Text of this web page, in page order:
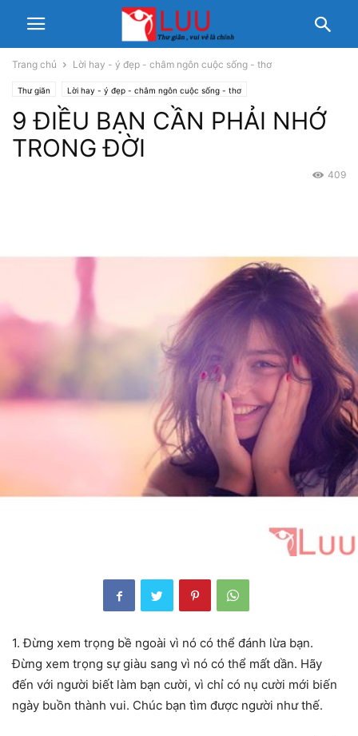
Trang chủ Lời hay - ý đẹp - châm ngôn cuộc sống - thơ
Thư giãn Lời hay - ý đẹp - châm ngôn cuộc sống - thơ
9 ĐIỀU BẠN CẦN PHẢI NHỚ
TRONG ĐỜI
409
1. Đừng xem trọng bề ngoài vì nó có thể đánh lừa bạn.
Đừng xem trọng sự giàu sang vì nó có thể mất dần. Hãy
đến với người biết làm bạn cười, vì chỉ có nụ cười mới biến
ngày buồn thành vui. Chúc bạn tìm được người như thế.